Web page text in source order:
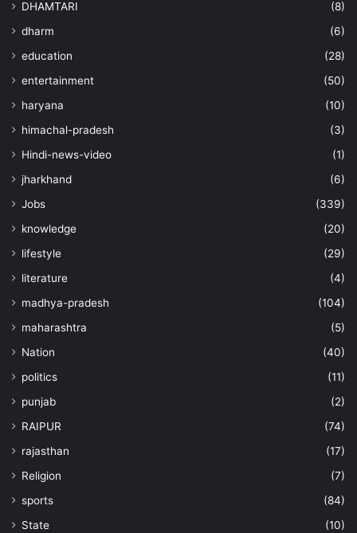
DHAMTARI
(8)
dharm
(6)
education
(28)
entertainment
(50)
haryana
(10)
himachal-pradesh
(3)
Hindi-news-video
(1)
jharkhand
(6)
Jobs
(339)
knowledge
(20)
lifestyle
(29)
literature
(4)
madhya-pradesh
(104)
maharashtra
(5)
Nation
(40)
politics
(11)
punjab
(2)
RAIPUR
(74)
rajasthan
(17)
Religion
(7)
sports
(84)
State
(10)